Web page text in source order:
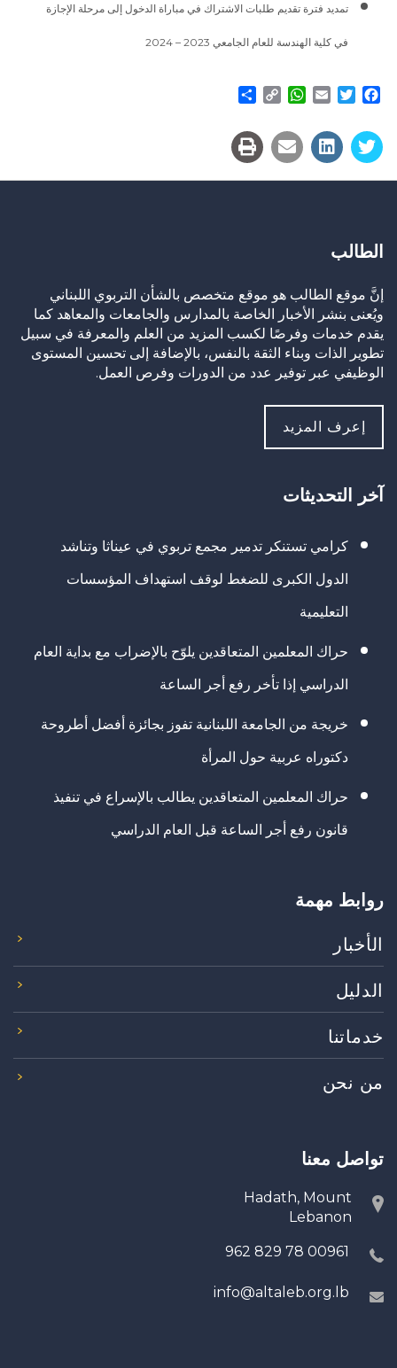
تمديد فترة تقديم طلبات الاشتراك في مباراة الدخول إلى مرحلة الإجازة
في كلية الهندسة للعام الجامعي 2023 – 2024
Facebook
Twitter
Email
WhatsApp
Copy
الطالب
إنَّ موقع الطالب هو موقع متخصص بالشأن التربوي اللبناني
ويُعنى بنشر الأخبار الخاصة بالمدارس والجامعات والمعاهد كما
يقدم خدمات وفرصًا لكسب المزيد من العلم والمعرفة في سبيل
تطوير الذات وبناء الثقة بالنفس، بالإضافة إلى تحسين المستوى
الوظيفي عبر توفير عدد من الدورات وفرص العمل.
إعرف المزيد
آخر التحديثات
كرامي تستنكر تدمير مجمع تربوي في عيناثا وتناشد
الدول الكبرى للضغط لوقف استهداف المؤسسات
التعليمية
حراك المعلمين المتعاقدين يلوّح بالإضراب مع بداية العام
الدراسي إذا تأخر رفع أجر الساعة
خريجة من الجامعة اللبنانية تفوز بجائزة أفضل أطروحة
دكتوراه عربية حول المرأة
حراك المعلمين المتعاقدين يطالب بالإسراع في تنفيذ
قانون رفع أجر الساعة قبل العام الدراسي
روابط مهمة
الأخبار
الدليل
خدماتنا
من نحن
تواصل معنا
Hadath, Mount
Lebanon
00961 78 829 962
info@altaleb.org.lb